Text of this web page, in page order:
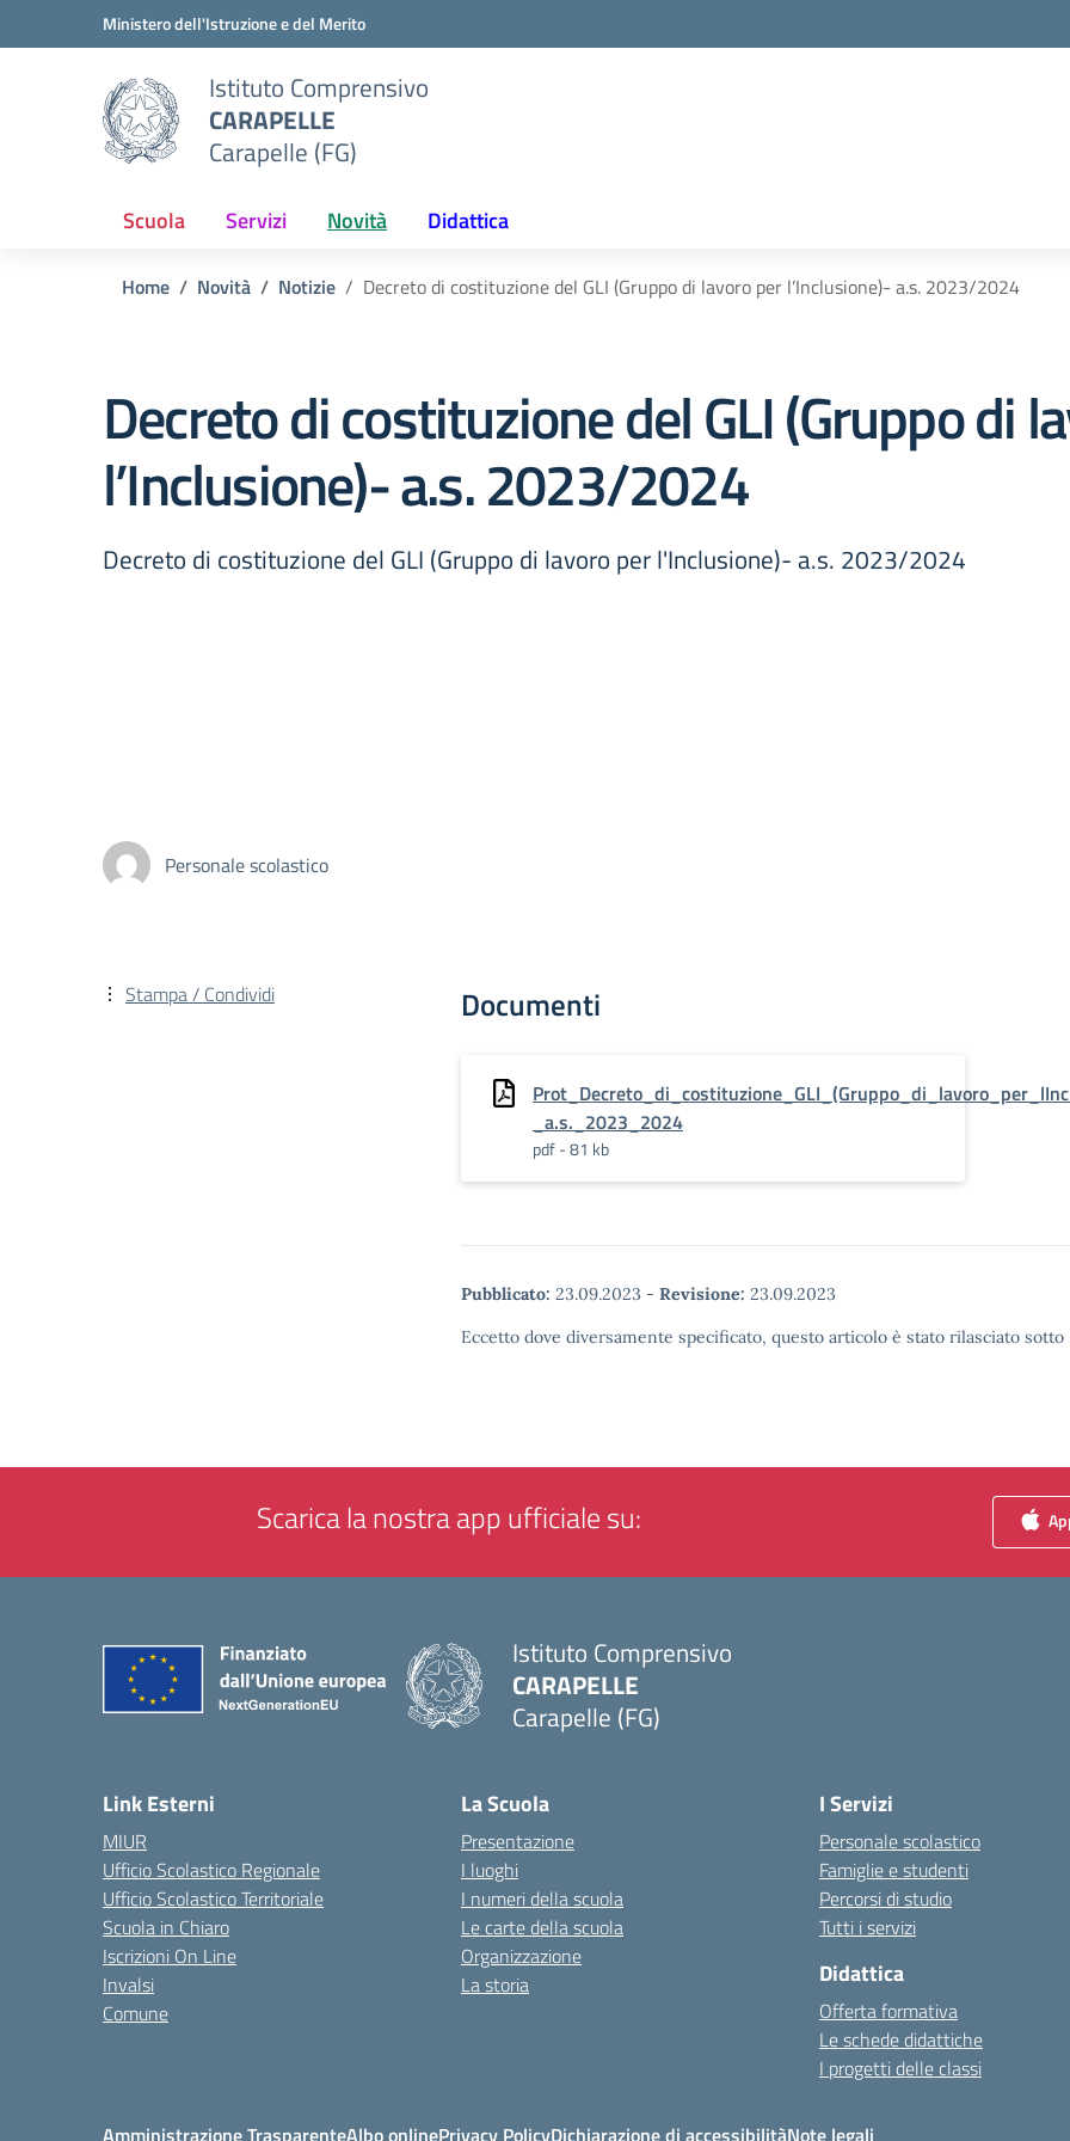
Vai ai contenuti
Vai al menu di navigazioneMinistero dell'Istruzione e del Merito
Istituto Comprensivo
CARAPELLE
Carapelle (FG)
Scuola Servizi Novità Didattica
Home Novità Notizie Decreto di costituzione del GLI (Gruppo di lavoro per l’Inclusione)- a.s. 2023/2024
Decreto di costituzione del GLI (Gruppo di
l’Inclusione)- a.s. 2023/2024
Decreto di costituzione del GLI (Gruppo di lavoro per l'Inclusione)- a.s. 2023/2024
Personale scolastico
Documenti
_a.s._2023_2024
pdf - 81 kb
Pubblicato: 23.09.2023 - Revisione: 23.09.2023
Eccetto dove diversamente specificato, questo articolo è stato rilasciato
Stampa / Condividi
Scarica la nostra app ufficiale su:
Istituto Comprensivo
CARAPELLE
Carapelle (FG)
Link Esterni
MIUR
Ufficio Scolastico Regionale
Ufficio Scolastico Territoriale
Scuola in Chiaro
Iscrizioni On Line
Invalsi
Comune
La Scuola
Presentazione
I luoghi
I numeri della scuola
Le carte della scuola
Organizzazione
La storia
I Servizi
Personale scolastico
Famiglie e studenti
Percorsi di studio
Tutti i servizi
Didattica
Offerta formativa
Le schede didattiche
I progetti delle classi
Amministrazione TrasparenteAlbo onlinePrivacy PolicyDichiarazione di accessibilitàNote legali